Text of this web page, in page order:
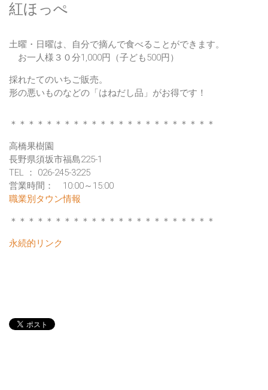
紅ほっぺ
土曜・日曜は、自分で摘んで食べることができます。
お一人様３０分1,000円（子ども500円）
採れたてのいちご販売。
形の悪いものなどの「はねだし品」がお得です！
＊＊＊＊＊＊＊＊＊＊＊＊＊＊＊＊＊＊＊＊＊＊＊
高橋果樹園
長野県須坂市福島225-1
TEL ： 026-245-3225
営業時間： 10:00～15:00
職業別タウン情報
＊＊＊＊＊＊＊＊＊＊＊＊＊＊＊＊＊＊＊＊＊＊＊
永続的リンク